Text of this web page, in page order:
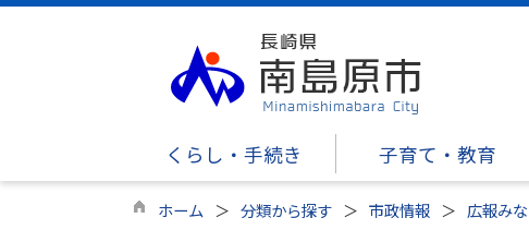
くらし・手続き 子育て・教育
ホーム 分類から探す 市政情報 広報み